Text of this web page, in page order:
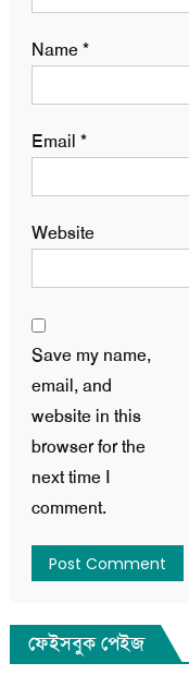
Name*
Email *
Website
Save my name,
email, and
website in this
browser for the
next time I
comment.
ফেইসবুক পেইজ